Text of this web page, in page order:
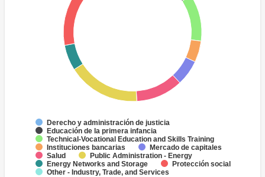
Derecho y administración de justicia
Educación de la primera infancia
Technical-Vocational Education and Skills Training
Instituciones bancarias
Mercado de capitales
Salud
Public Administration - Energy
Energy Networks and Storage
Protección social
Other - Industry, Trade, and Services